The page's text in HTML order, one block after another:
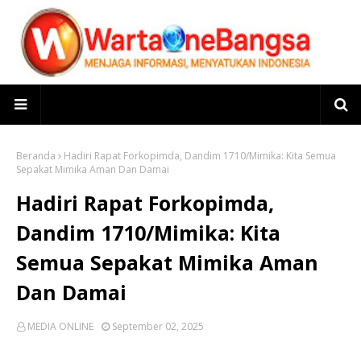
Beranda
Hadiri Rapat Forkopimda, Dandim 1710/Mimika: Kita Semua
Sepakat Mimika Aman Dan Damai
Hadiri Rapat Forkopimda,
Dandim 1710/Mimika: Kita
Semua Sepakat Mimika Aman
Dan Damai
MEDIA ONLINE September 02, 2025